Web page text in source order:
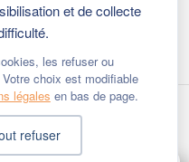
et de collecte
les refuser ou
choix est modifiable
légales en bas de page.
refuser
Habitat & Humanisme